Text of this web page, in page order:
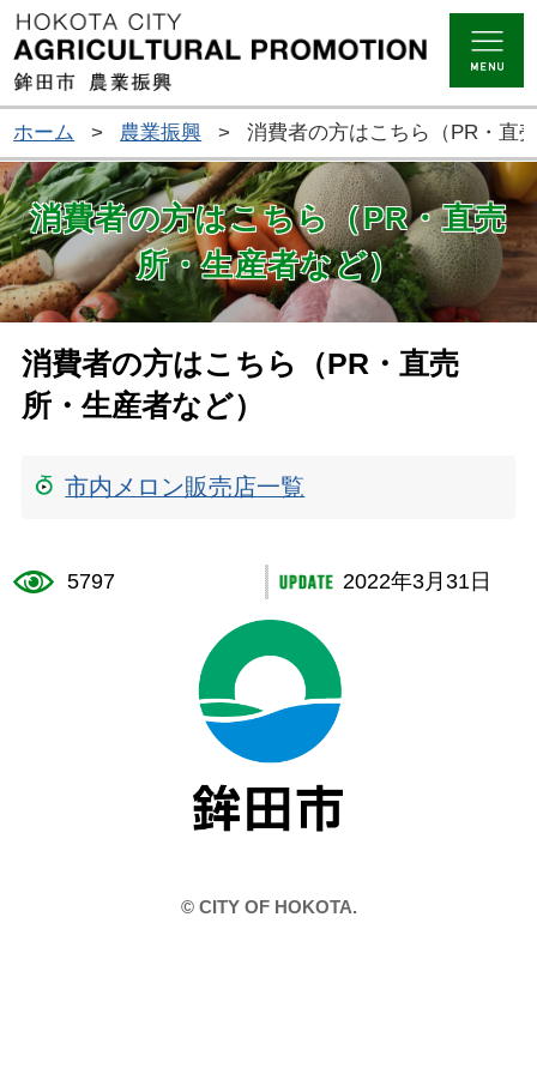
ホーム > 農業振興 > 消費者の方はこちら（PR・直
消費者の方はこちら（PR・直売
所・生産者など）
消費者の方はこちら（PR・直売
所・生産者など）
市内メロン販売店一覧
5797 2022年3月31日
© CITY OF HOKOTA.